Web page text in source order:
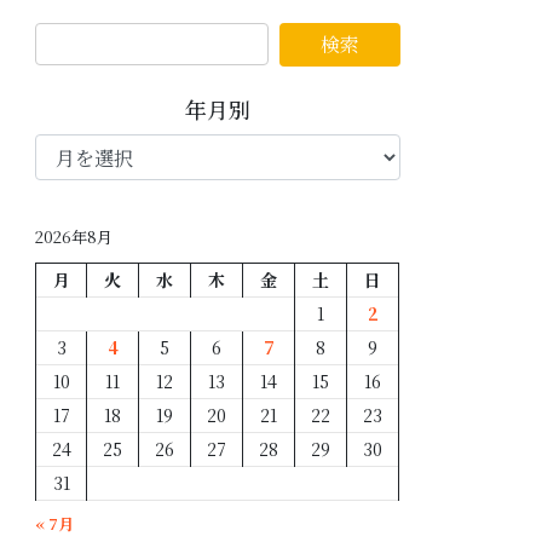
年月別
年
2026年8月
月 火 水 木 金 土
日
1
2
3
4 5 6 7 8
9
10
11 12 13 14 15
16
17
18 19 20 21 22
23
24
25 26 27 28 29
30
31
« 7月